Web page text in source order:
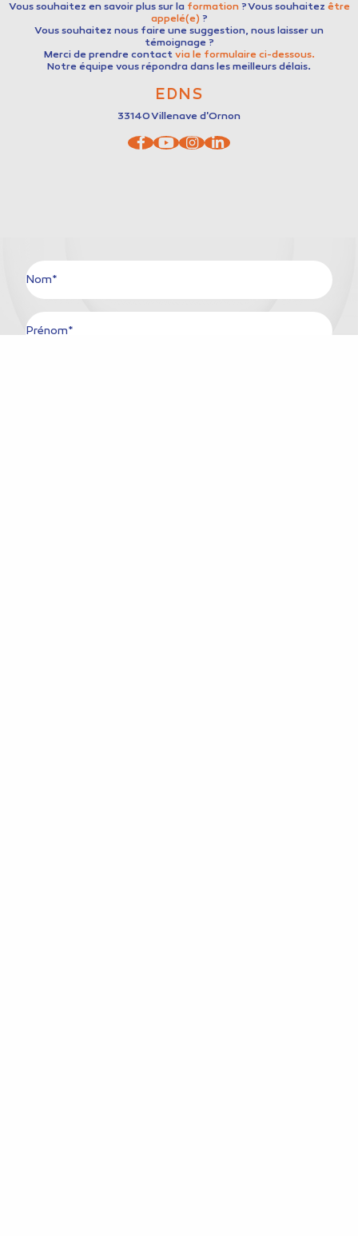
Vous souhaitez en savoir plus sur laformation ? Vous souhaitez être
appelé(e)?
Vous souhaitez nous faire une suggestion, nous laisser un
témoignage ?
Merci de prendre contactvia le formulaire ci-dessous.
Notre équipe vous répondra dans les meilleurs délais.
EDNS
33140Villenave d'Ornon
Nom*
Prénom*